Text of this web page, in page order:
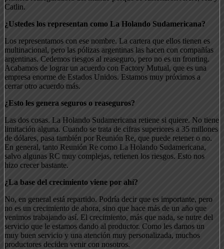
Catlin.
¿Ustedes los representan como La Holando Sudamericana?
Los representamos con ese nombre. La cartera que ellos tienen es
multinacional, pero las pólizas argentinas las hacen con compañías
argentinas. Cedemos riesgos al reaseguro, pero no es un fronting.
Acabamos de lograr un acuerdo con Factory Mutual, que es una
empresa enorme de Estados Unidos. Estamos muy próximos a
cerrar otro acuerdo más.
¿Esto les genera seguros o reaseguros?
Las dos cosas. La Holando Sudamericana retiene si quiere. No tiene
limitación alguna. Cuando se trata de cifras superiores a 35 millones
de dólares, pasa también por Reunión Re, que puede retener o no.
En general, tanto Reunión Re como La Holando Sudamericana,
salvo algunas RC muy complejas, retienen los riesgos. Esto nos
hizo crecer bastante.
¿La base del crecimiento viene por ahí?
No, en general está repartido. Podría decir que es importante, pero
no es un crecimiento de ahora, sino que hace más de un año que
venimos trabajando así. El crecimiento, más que nada, se nutre del
servicio que le estamos dando al productor. Como les damos un
muy buen servicio y una atención muy personalizada, muchos
productores deciden venir con nosotros.